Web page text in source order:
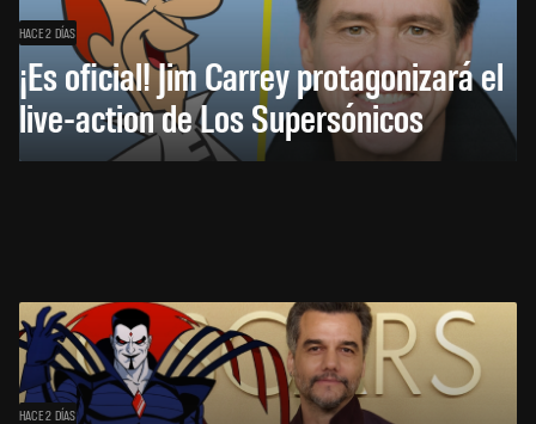
HACE 2 DÍAS
¡Es oficial! Jim Carrey protagonizará el
live-action de Los Supersónicos
HACE 2 DÍAS